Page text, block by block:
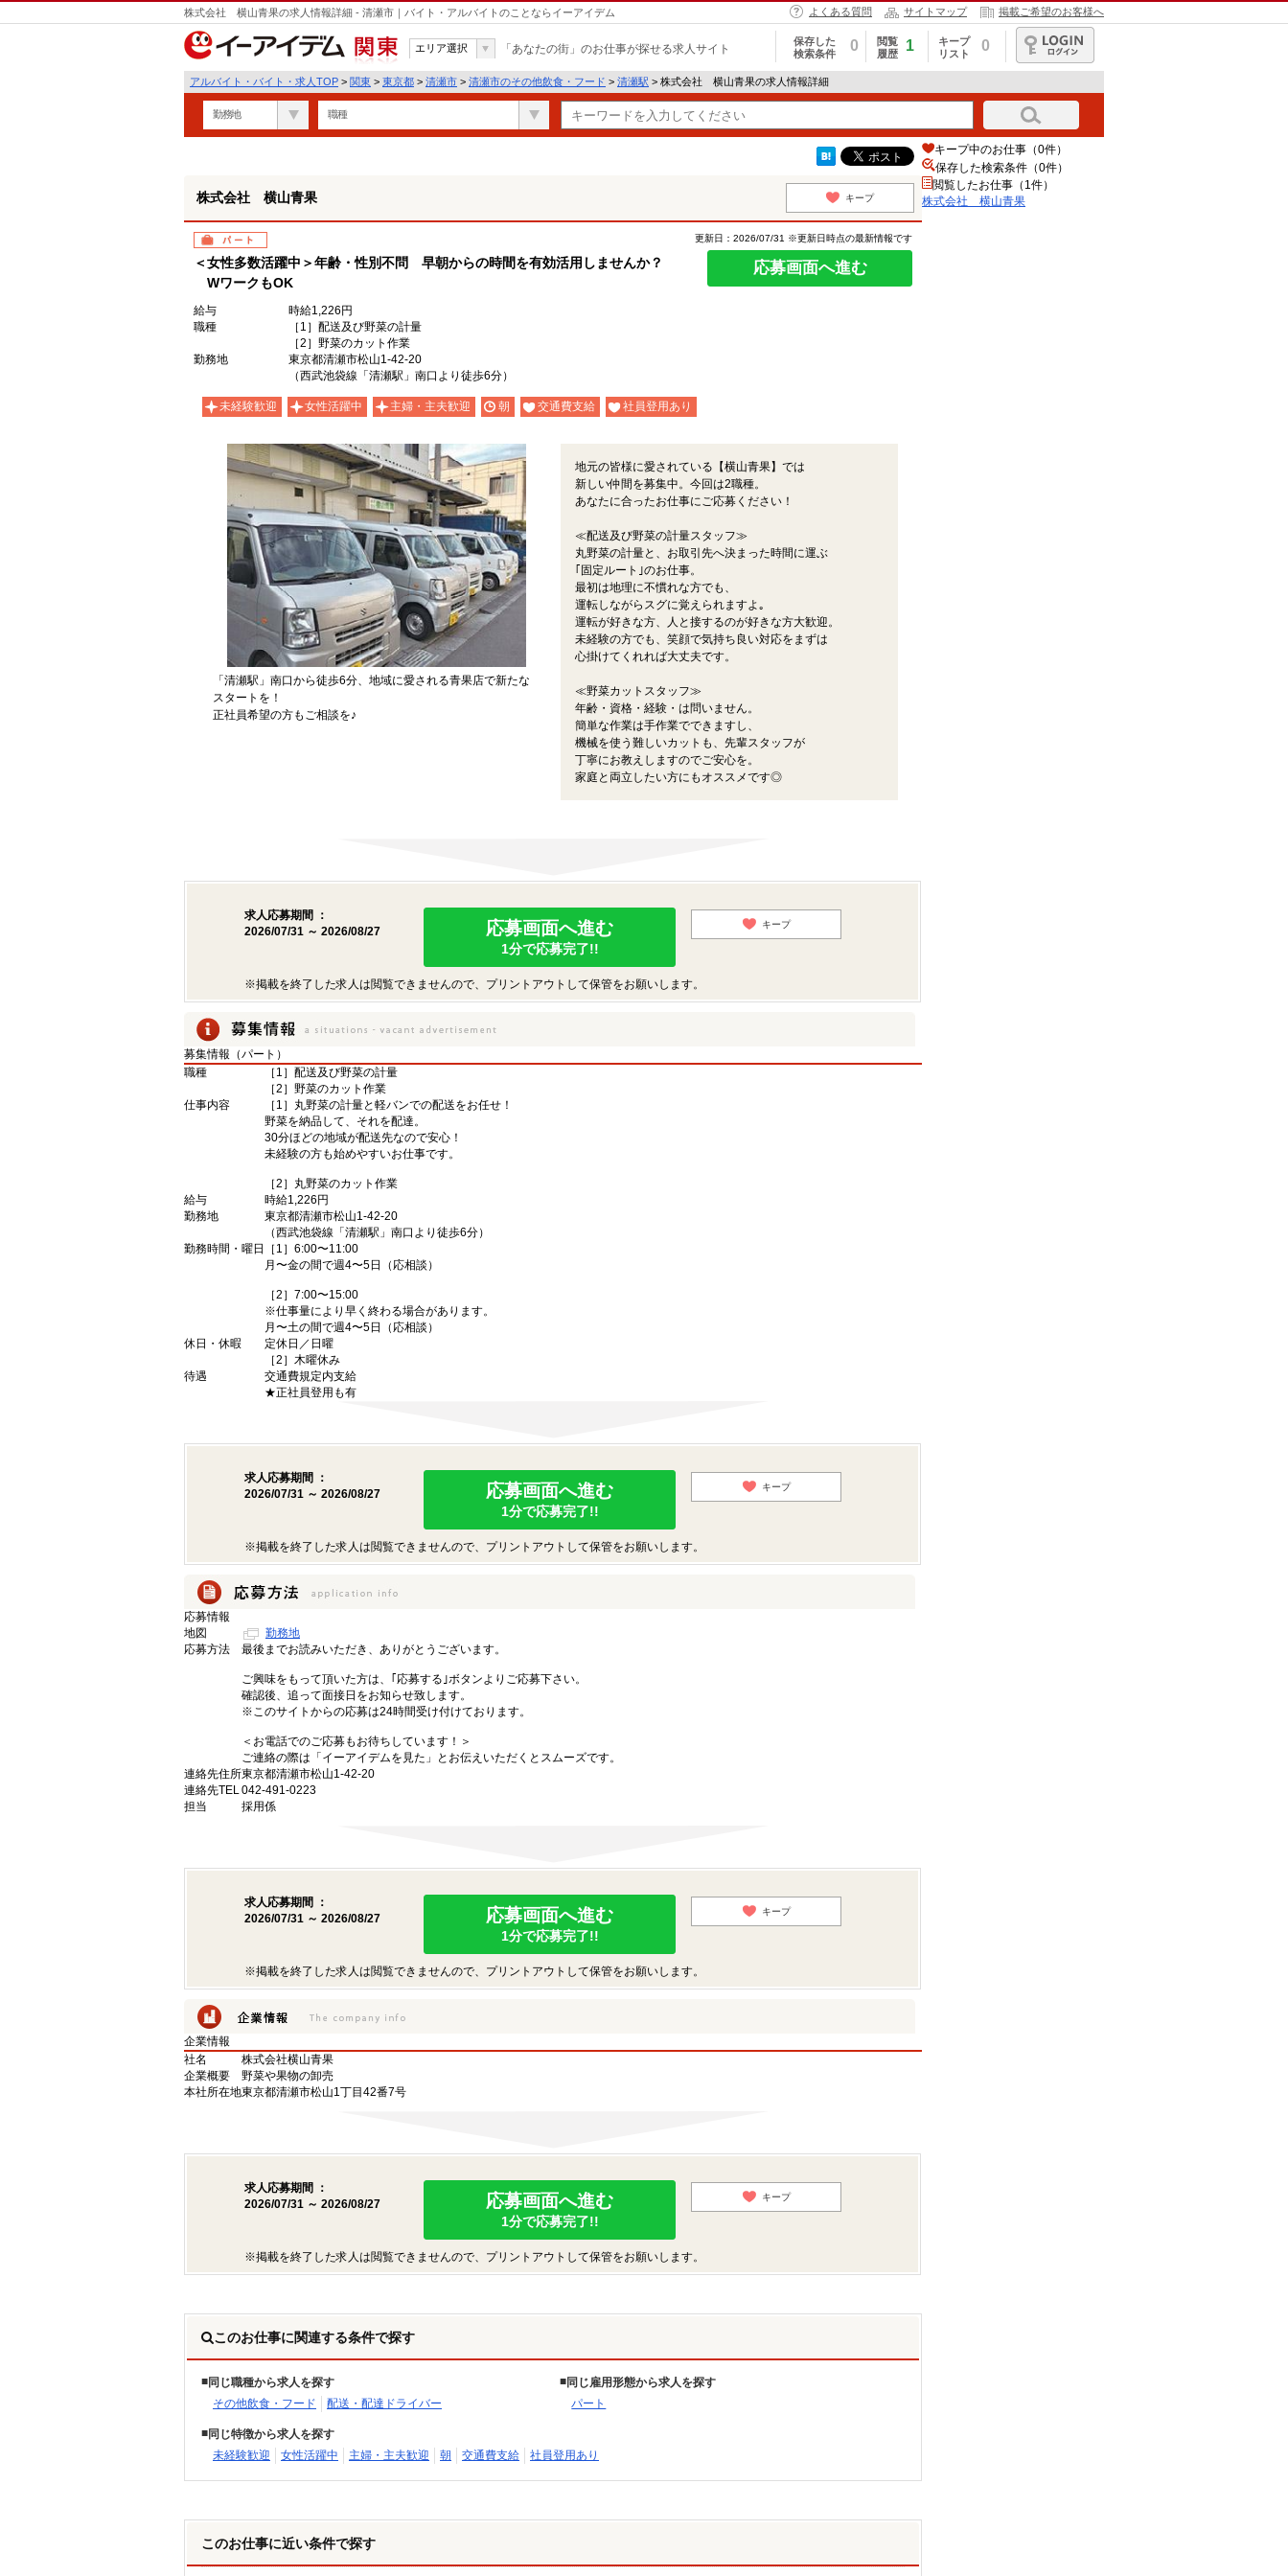
株式会社 横山青果の求人情報詳細 - 清瀬市｜バイト・アルバイトのことならイーアイデム よくある質問 サイトマップ 掲載ご希望のお客様へ
関東
エリア選択 「あなたの街」のお仕事が探せる求人サイト
保存した
検索条件
0
閲覧
履歴
1
キープ
リスト
0
ログイン
アルバイト・バイト・求人TOP > 関東 > 東京都 > 清瀬市 > 清瀬市のその他飲食・フード > 清瀬駅 > 株式会社 横山青果の求人情報詳細
勤務地 職種
株式会社 横山青果 キープ
パート
＜女性多数活躍中＞年齢・性別不問 早朝からの時間を有効活用しませんか？
WワークもOK
更新日：2026/07/31 ※更新日時点の最新情報です
応募画面へ進む
給与
時給1,226円
職種
［1］配送及び野菜の計量
［2］野菜のカット作業
勤務地
東京都清瀬市松山1-42-20
（西武池袋線「清瀬駅」南口より徒歩6分）
未経験歓迎 女性活躍中 主婦・主夫歓迎 朝 交通費支給 社員登用あり
「清瀬駅」南口から徒歩6分、地域に愛される青果店で新たな
スタートを！
正社員希望の方もご相談を♪
地元の皆様に愛されている【横山青果】では
新しい仲間を募集中。今回は2職種。
あなたに合ったお仕事にご応募ください！
≪配送及び野菜の計量スタッフ≫
丸野菜の計量と、お取引先へ決まった時間に運ぶ
｢固定ルート｣のお仕事。
最初は地理に不慣れな方でも、
運転しながらスグに覚えられますよ｡
運転が好きな方、人と接するのが好きな方大歓迎。
未経験の方でも、笑顔で気持ち良い対応をまずは
心掛けてくれれば大丈夫です。
≪野菜カットスタッフ≫
年齢・資格・経験・は問いません。
簡単な作業は手作業でできますし、
機械を使う難しいカットも、先輩スタッフが
丁寧にお教えしますのでご安心を。
家庭と両立したい方にもオススメです◎
求人応募期間 ：
2026/07/31 ～ 2026/08/27
応募画面へ進む
1分で応募完了!!
キープ
※掲載を終了した求人は閲覧できませんので、プリントアウトして保管をお願いします。
募集情報（パート）
職種
［1］配送及び野菜の計量
［2］野菜のカット作業
仕事内容
［1］丸野菜の計量と軽バンでの配送をお任せ！
野菜を納品して、それを配達。
30分ほどの地域が配送先なので安心！
未経験の方も始めやすいお仕事です。
［2］丸野菜のカット作業
給与
時給1,226円
勤務地
東京都清瀬市松山1-42-20
（西武池袋線「清瀬駅」南口より徒歩6分）
勤務時間・曜日
［1］6:00〜11:00
月〜金の間で週4〜5日（応相談）
［2］7:00〜15:00
※仕事量により早く終わる場合があります。
月〜土の間で週4〜5日（応相談）
休日・休暇
定休日／日曜
［2］木曜休み
待遇
交通費規定内支給
★正社員登用も有
求人応募期間 ：
2026/07/31 ～ 2026/08/27
応募画面へ進む
1分で応募完了!!
キープ
※掲載を終了した求人は閲覧できませんので、プリントアウトして保管をお願いします。
応募情報
地図
勤務地
応募方法
最後までお読みいただき、ありがとうございます。
ご興味をもって頂いた方は、｢応募する｣ボタンよりご応募下さい。
確認後、追って面接日をお知らせ致します。
※このサイトからの応募は24時間受け付けております。
＜お電話でのご応募もお待ちしています！＞
ご連絡の際は「イーアイデムを見た」とお伝えいただくとスムーズです。
連絡先住所東京都清瀬市松山1-42-20
連絡先TEL042-491-0223
担当
採用係
求人応募期間 ：
2026/07/31 ～ 2026/08/27
応募画面へ進む
1分で応募完了!!
キープ
※掲載を終了した求人は閲覧できませんので、プリントアウトして保管をお願いします。
企業情報
社名
株式会社横山青果
企業概要
野菜や果物の卸売
本社所在地東京都清瀬市松山1丁目42番7号
求人応募期間 ：
2026/07/31 ～ 2026/08/27
応募画面へ進む
1分で応募完了!!
キープ
※掲載を終了した求人は閲覧できませんので、プリントアウトして保管をお願いします。
このお仕事に関連する条件で探す
同じ職種から求人を探す
その他飲食・フード
配送・配達ドライバー
同じ雇用形態から求人を探す
パート
同じ特徴から求人を探す
未経験歓迎
女性活躍中 主婦・主夫歓迎 朝 交通費支給 社員登用あり
このお仕事に近い条件で探す
キープ中のお仕事（0件）
保存した検索条件（0件）
閲覧したお仕事（1件）
株式会社 横山青果